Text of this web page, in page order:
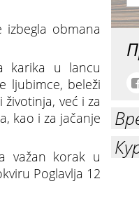
obmana
karika u lancu
ljubimce, beleži
već i za
kao i za jačanje
važan korak u
Poglavlja 12